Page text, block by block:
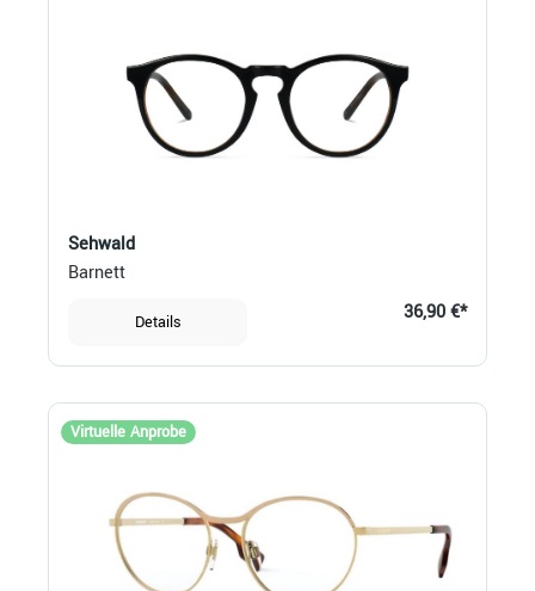
Sehwald
Barnett
Details 36,90 €*
Virtuelle Anprobe